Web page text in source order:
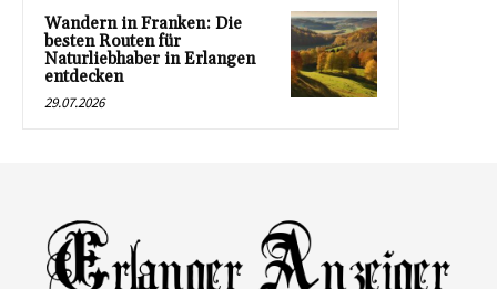
Wandern in Franken: Die
besten Routen für
Naturliebhaber in Erlangen
entdecken
29.07.2026